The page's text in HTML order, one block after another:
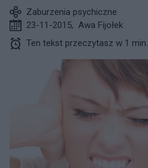
Zaburzenia psychiczne
23-11-2015, Awa Fijołek
Ten tekst przeczytasz w 1 min.